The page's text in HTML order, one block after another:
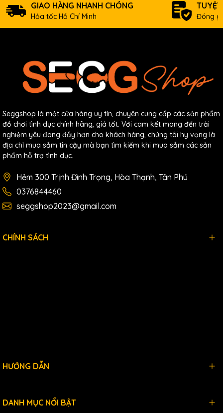
GIAO HÀNG NHANH CHÓNG
Hỏa tốc Hồ Chí Minh Đóng
Seggshop là một cửa hàng uy tín, chuyên cung cấp các sản phẩm
đồ chơi tình dục chính hãng, giá tốt. Với cam kết mang đến trải
nghiệm yêu đong đầy hơn cho khách hàng, chúng tôi hy vọng là
địa chỉ mua sắm tin cậy mà bạn tìm kiếm khi mua sắm các sản
phẩm hỗ trợ tình dục.
Hẻm 300 Trịnh Đình Trọng, Hòa Thạnh, Tân Phú
0376844460
seggshop2023@gmail.com
CHÍNH SÁCH
HƯỚNG DẪN
DANH MỤC NỔI BẬT